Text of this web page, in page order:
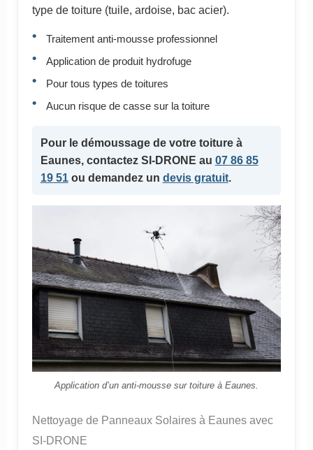
type de toiture (tuile, ardoise, bac acier).
Traitement anti-mousse professionnel
Application de produit hydrofuge
Pour tous types de toitures
Aucun risque de casse sur la toiture
Pour le démoussage de votre toitureà
Eaunes, contactez SI-DRONE au 07 86 85
19 51ou demandez un devis gratuit.
Application d’un anti-mousse sur toiture à Eaunes.
Nettoyage de Panneaux Solaires à Eaunes avec
SI-DRONE